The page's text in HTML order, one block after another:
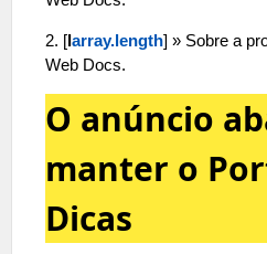
2. [larray.length] » Sobre a
Web Docs.
O anúncio
manter o
Dicas